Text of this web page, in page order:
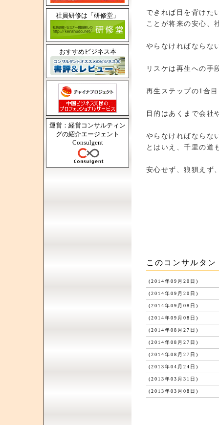
社員研修は「研修堂」
おすすめビジネス本
運営：経営コンサルティン
グの紹介エージェント
Consulgent
できれば目を背けた
ことが将来の安心、
やらなければならな
リスケは再生への手
再生ステップの1合
目的はあくまで会社
やらなければならな
とはいえ、千里の道
安心せず、狼狽えず
このコンサルタ
(2014年09月20日)
(2014年09月20日)
(2014年09月08日)
(2014年09月08日)
(2014年08月27日)
(2014年08月27日)
(2014年08月27日)
(2013年04月24日)
(2013年03月31日)
(2013年03月08日)